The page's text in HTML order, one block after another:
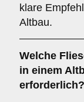
klare
Altbau.
Welche
in einem
erforderlich?